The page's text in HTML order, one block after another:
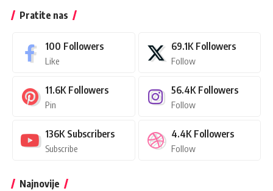
Pratite nas
100 Followers
Like
69.1K Followers
Follow
11.6K Followers
Pin
56.4K Followers
Follow
136K Subscribers
Subscribe
4.4K Followers
Follow
Najnovije